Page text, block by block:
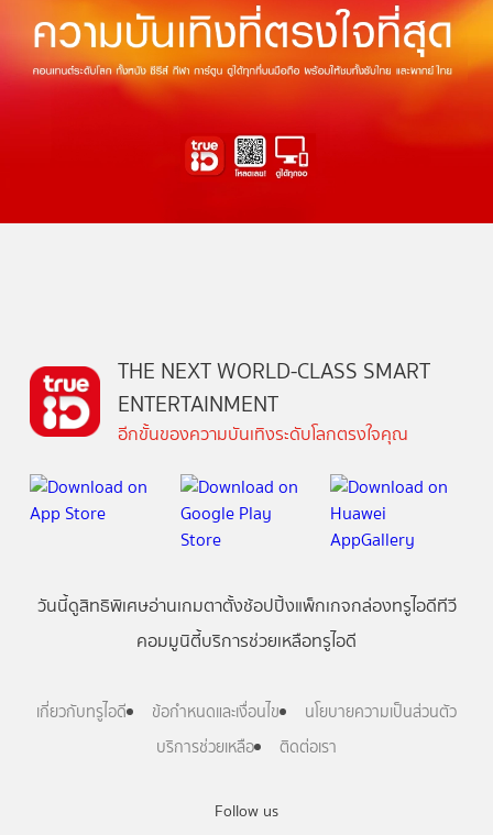
Follow us
THE NEXT WORLD-CLASS SMART
ENTERTAINMENT
อีกขั้นของความบันเทิงระดับโลกตรงใจคุณ
วันนี้ดูสิทธิพิเศษอ่านเกมตาตั้งช้อปปิ้งแพ็กเกจกล่องทรูไอดีทีวี
คอมมูนิตี้บริการช่วยเหลือทรูไอดี
เกี่ยวกับทรูไอดี ข้อกำหนดและเงื่อนไข
นโยบายความเป็นส่วนตัว
บริการช่วยเหลือ
ติดต่อเรา